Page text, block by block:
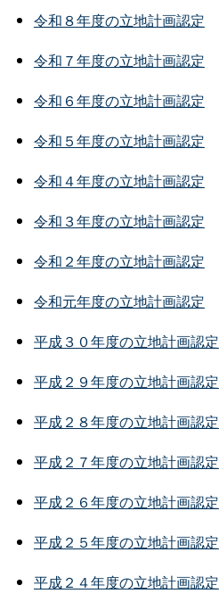
令和８年度の立地計画認定
令和７年度の立地計画認定
令和６年度の立地計画認定
令和５年度の立地計画認定
令和４年度の立地計画認定
令和３年度の立地計画認定
令和２年度の立地計画認定
令和元年度の立地計画認定
平成３０年度の立地計画認定
平成２９年度の立地計画認定
平成２８年度の立地計画認定
平成２７年度の立地計画認定
平成２６年度の立地計画認定
平成２５年度の立地計画認定
平成２４年度の立地計画認定